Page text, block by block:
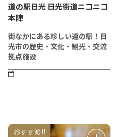
道の駅日光 日光街道ニコニコ
本陣
街なかにある珍しい道の駅！日
光市の歴史・文化・観光・交流
拠点施設
おすすめ!!